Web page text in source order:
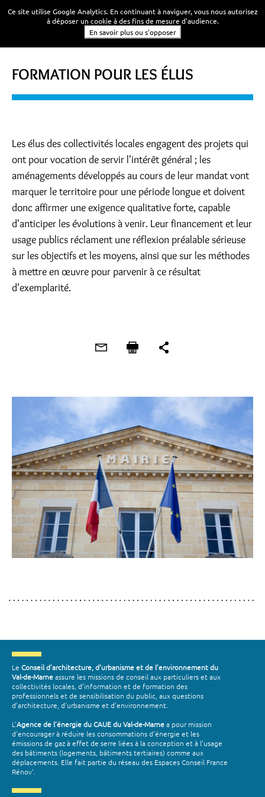
FORMATION POUR LES ÉLUS
Les élus des collectivités locales engagent des projets qui
ont pour vocation de servir l'intérêt général ; les
aménagements développés au cours de leur mandat vont
marquer le territoire pour une période longue et doivent
donc affirmer une exigence qualitative forte, capable
d'anticiper les évolutions à venir. Leur financement et leur
usage publics réclament une réflexion préalable sérieuse
sur les objectifs et les moyens, ainsi que sur les méthodes
à mettre en œuvre pour parvenir à ce résultat
d'exemplarité.
Le Conseil d’architecture, d’urbanisme et de l’environnement du
Val-de-Marneassure les missions de conseil aux particuliers et aux
collectivités locales, d’information et de formation des
professionnels et de sensibilisation du public, aux questions
d’architecture, d’urbanisme et d’environnement.
L’Agence de l’énergie du CAUE du Val-de-Marnea pour mission
d’encourager à réduire les consommations d’énergie et les
émissions de gaz à effet de serre liées à la conception et à l’usage
des bâtiments (logements, bâtiments tertiaires) comme aux
déplacements. Elle fait partie du réseau des Espaces Conseil France
Rénov'.
Ce site utilise Google Analytics. En continuant à naviguer, vous nous autorisez
à déposer un cookie à des fins de mesure d'audience.
En savoir plus ou s'opposer